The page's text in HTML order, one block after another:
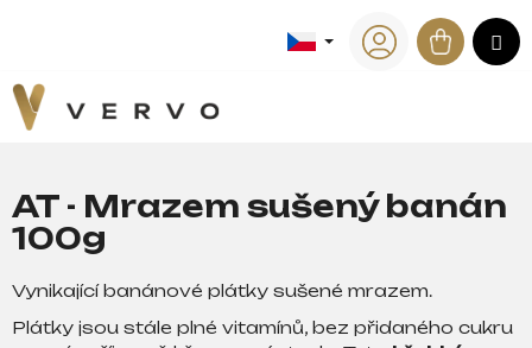
Přihlášení
AT - Mrazem sušený banán
100g
Vynikající banánové plátky sušené mrazem.
Plátky jsou stále plné vitamínů, bez přidaného cukru
C
p
o
t
ř
e
b